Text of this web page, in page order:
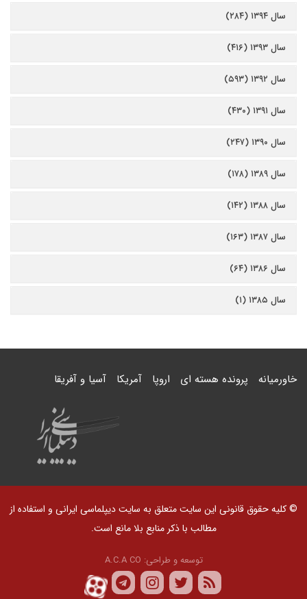
سال ۱۳۹۴ (۲۸۴)
سال ۱۳۹۳ (۴۱۶)
سال ۱۳۹۲ (۵۹۳)
سال ۱۳۹۱ (۴۳۰)
سال ۱۳۹۰ (۲۴۷)
سال ۱۳۸۹ (۱۷۸)
سال ۱۳۸۸ (۱۴۲)
سال ۱۳۸۷ (۱۶۳)
سال ۱۳۸۶ (۶۴)
سال ۱۳۸۵ (۱)
خاورمیانه پرونده هسته ای اروپا آمریکا آسیا و آفریقا
© کلیه حقوق قانونی این سایت متعلق به سایت دیپلماسی ایرانی و استفاده از
مطالب با ذکر منابع بلا مانع است.
توسعه و طراحی: A.C.A CO